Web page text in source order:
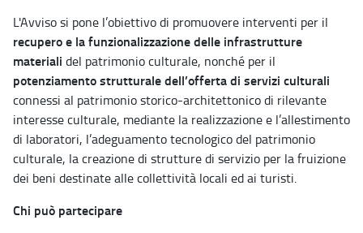
L'Avviso si pone l’obiettivo di promuovere interventi per il
recupero e la funzionalizzazione delle infrastrutture
materiali del patrimonio culturale, nonché per il
potenziamento strutturale dell’offerta di servizi culturali
connessi al patrimonio storico-architettonico di rilevante
interesse culturale, mediante la realizzazione e l’allestimento
di laboratori, l’adeguamento tecnologico del patrimonio
culturale, la creazione di strutture di servizio per la fruizione
dei beni destinate alle collettività locali ed ai turisti.
Chi può partecipare